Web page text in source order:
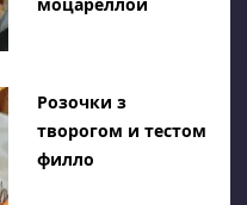
Розочки з
творогом и тестом
филло